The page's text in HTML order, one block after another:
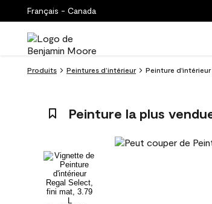
Français - Canada
Produits Peintures d’intérieur Peinture
Peinture la plus